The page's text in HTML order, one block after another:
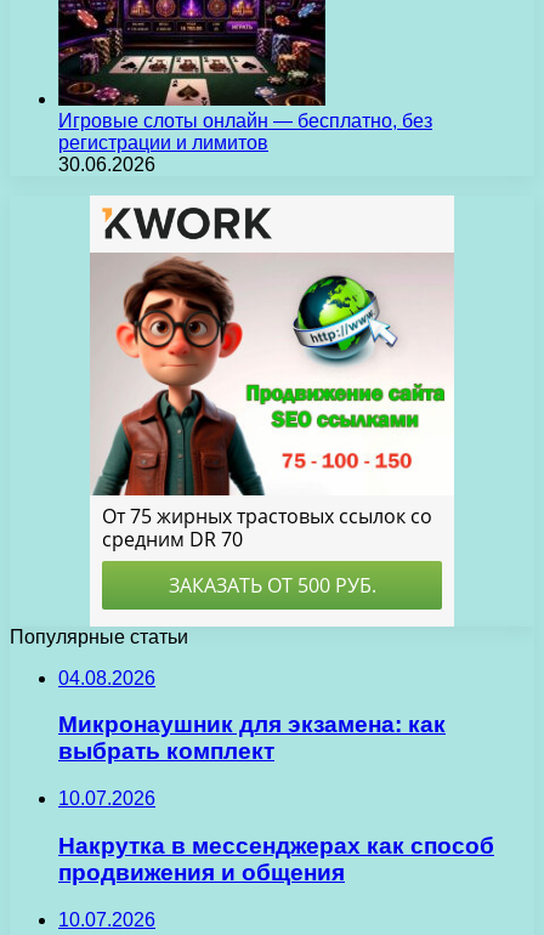
Игровые слоты онлайн — бесплатно, без
регистрации и лимитов
30.06.2026
Популярные статьи
04.08.2026
Микронаушник для экзамена: как
выбрать комплект
10.07.2026
Накрутка в мессенджерах как способ
продвижения и общения
10.07.2026